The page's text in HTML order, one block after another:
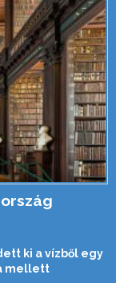
ki a vízből egy
mellett